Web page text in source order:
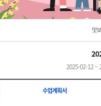
맛
2025-02-12 ~
수업계획서